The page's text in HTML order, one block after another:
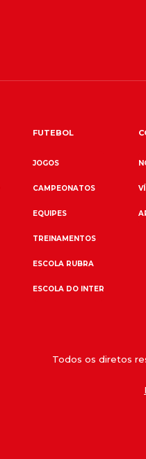
FUTEBOL
JOGOS
CAMPEONATOS
EQUIPES
TREINAMENTOS
ESCOLA RUBRA
ESCOLA DO INTER
Todos os diretos